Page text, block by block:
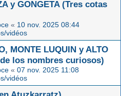
y GONGETA (Tres cotas
« 10 nov. 2025 08:44
vidéos
MONTE LUQUIN y ALTO
los nombres curiosos)
« 07 nov. 2025 11:08
vidéos